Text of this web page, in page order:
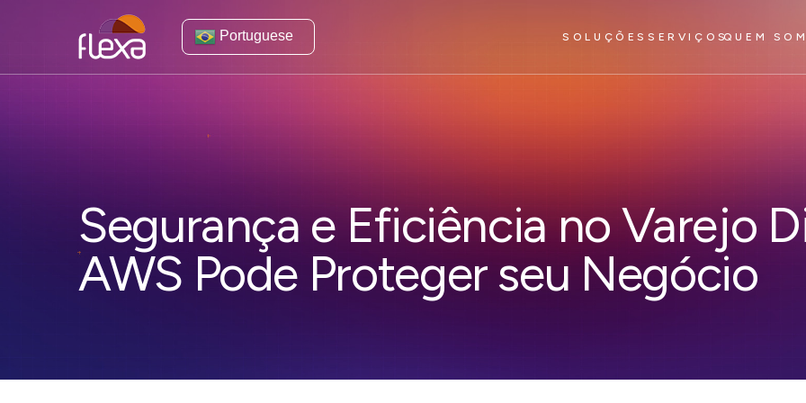
Portuguese SOLUÇÕES SERVIÇOSQUEM
Segurança e Eficiência no Varejo
AWS Pode Proteger seu Negócio